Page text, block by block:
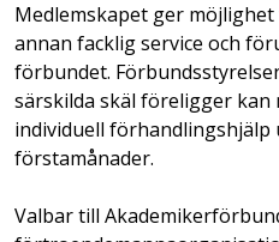
Medlemskapet ger
annan facklig service och
förbundet.
särskilda skäl föreligger kan
individuell förhandlingshjälp
förstamånader.
Valbar till